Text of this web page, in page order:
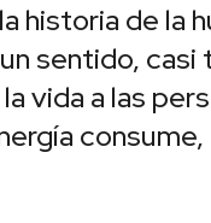
historia de la
sentido, casi
vida a las